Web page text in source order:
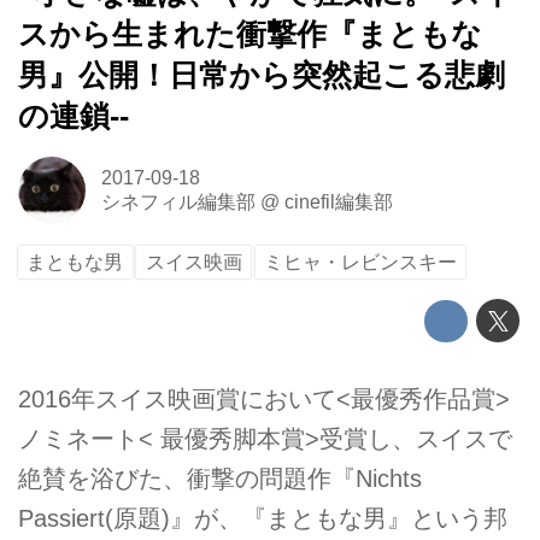
スから生まれた衝撃作『まともな
男』公開！日常から突然起こる悲劇
の連鎖--
2017-09-18
シネフィル編集部 @ cinefil編集部
まともな男 スイス映画 ミヒャ・レビンスキー
2016年スイス映画賞において<最優秀作品賞>
ノミネート< 最優秀脚本賞>受賞し、スイスで
絶賛を浴びた、衝撃の問題作『Nichts
Passiert(原題)』が、『まともな男』という邦